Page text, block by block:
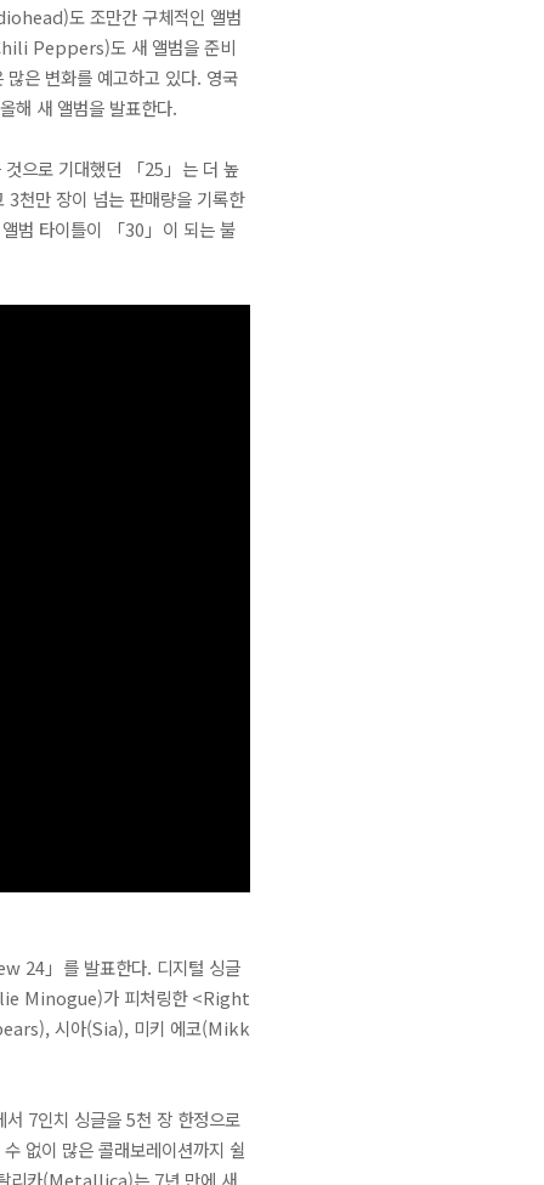
도 조만간 구체적인 앨범
Peppers)도 새 앨범을 준비
은 변화를 예고하고 있다. 영국
새 앨범을 발표한다.
으로 기대했던 「25」는 더 높
3천만 장이 넘는 판매량을 기록한
범 타이틀이 「30」이 되는 불
24」를 발표한다. 디지털 싱글
Minogue)가 피처링한 <Right
시아(Sia), 미키 에코(Mikk
7인치 싱글을 5천 장 한정으로
없이 많은 콜래보레이션까지 쉴
리카(Metallica)는 7년 만에 새